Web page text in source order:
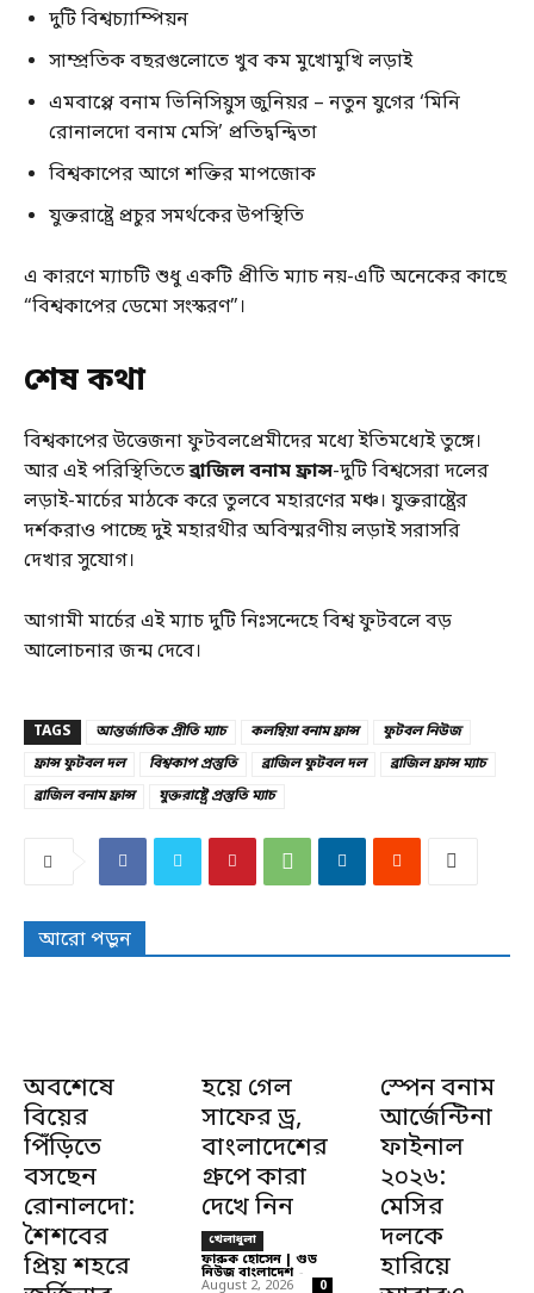
দুটি বিশ্বচ্যাম্পিয়ন
সাম্প্রতিক বছরগুলোতে খুব কম মুখোমুখি লড়াই
এমবাপ্পে বনাম ভিনিসিয়ুস জুনিয়র – নতুন যুগের ‘মিনি
রোনালদো বনাম মেসি’ প্রতিদ্বন্দ্বিতা
বিশ্বকাপের আগে শক্তির মাপজোক
যুক্তরাষ্ট্রে প্রচুর সমর্থকের উপস্থিতি
এ কারণে ম্যাচটি শুধু একটি প্রীতি ম্যাচ নয়-এটি অনেকের কাছে
“বিশ্বকাপের ডেমো সংস্করণ”।
শেষ কথা
বিশ্বকাপের উত্তেজনা ফুটবলপ্রেমীদের মধ্যে ইতিমধ্যেই তুঙ্গে।
আর এই পরিস্থিতিতেব্রাজিল বনাম ফ্রান্স-দুটি বিশ্বসেরা দলের
লড়াই-মার্চের মাঠকে করে তুলবে মহারণের মঞ্চ। যুক্তরাষ্ট্রের
দর্শকরাও পাচ্ছে দুই মহারথীর অবিস্মরণীয় লড়াই সরাসরি
দেখার সুযোগ।
আগামী মার্চের এই ম্যাচ দুটি নিঃসন্দেহে বিশ্ব ফুটবলে বড়
আলোচনার জন্ম দেবে।
TAGS আন্তর্জাতিক প্রীতি ম্যাচ কলম্বিয়া বনাম ফ্রান্স
ফুটবল নিউজ
ফ্রান্স ফুটবল দল
বিশ্বকাপ প্রস্তুতি ব্রাজিল ফুটবল দল
ব্রাজিল ফ্রান্স ম্যাচ
ব্রাজিল বনাম ফ্রান্স
যুক্তরাষ্ট্রে প্রস্তুতি ম্যাচ
আরো পড়ুন
অবশেষে
বিয়ের
পিঁড়িতে
বসছেন
রোনালদো:
শৈশবের
প্রিয় শহরে
হয়ে গেল
সাফের ড্র,
বাংলাদেশের
গ্রুপে কারা
দেখে নিন
খেলাধুলা
ফারুক হোসেন | গুড
নিউজ বাংলাদেশ -
August 2, 2026 0
স্পেন বনাম
আর্জেন্টিনা
ফাইনাল
২০২৬:
মেসির
দলকে
হারিয়ে